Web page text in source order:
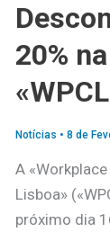
20% na
Notícias • 8 de
A
Lisboa»
próximo dia